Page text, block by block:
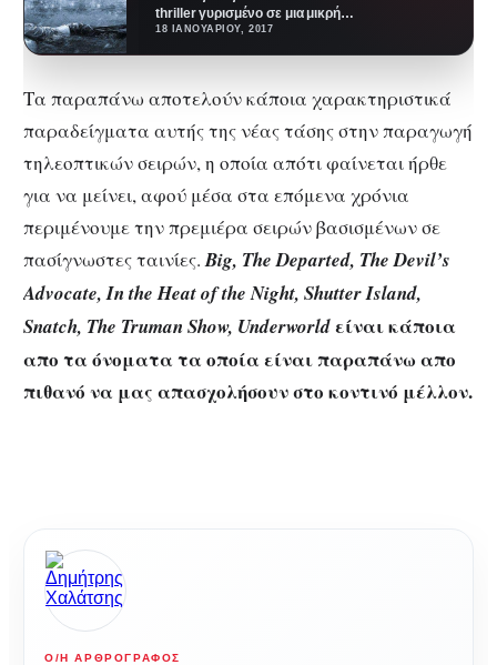
thriller γυρισμένο σε μια μικρή
κωμόπολη ψαράδων στα
18 ΙΑΝΟΥΑΡΊΟΥ, 2017
Τα παραπάνω αποτελούν κάποια χαρακτηριστικά
παραδείγματα αυτής της νέας τάσης στην παραγωγή
τηλεοπτικών σειρών, η οποία απότι φαίνεται ήρθε
για να μείνει, αφού μέσα στα επόμενα χρόνια
περιμένουμε την πρεμιέρα σειρών βασισμένων σε
πασίγνωστες ταινίες.Big, The Departed, The Devil’s
Advocate, In the Heat of the Night, Shutter Island,
Snatch, The Truman Show, Underworldείναι κάποια
απο τα όνοματα τα οποία είναι παραπάνω απο
πιθανό να μας απασχολήσουν στο κοντινό μέλλον.
Ο/Η ΑΡΘΡΟΓΡΆΦΟΣ